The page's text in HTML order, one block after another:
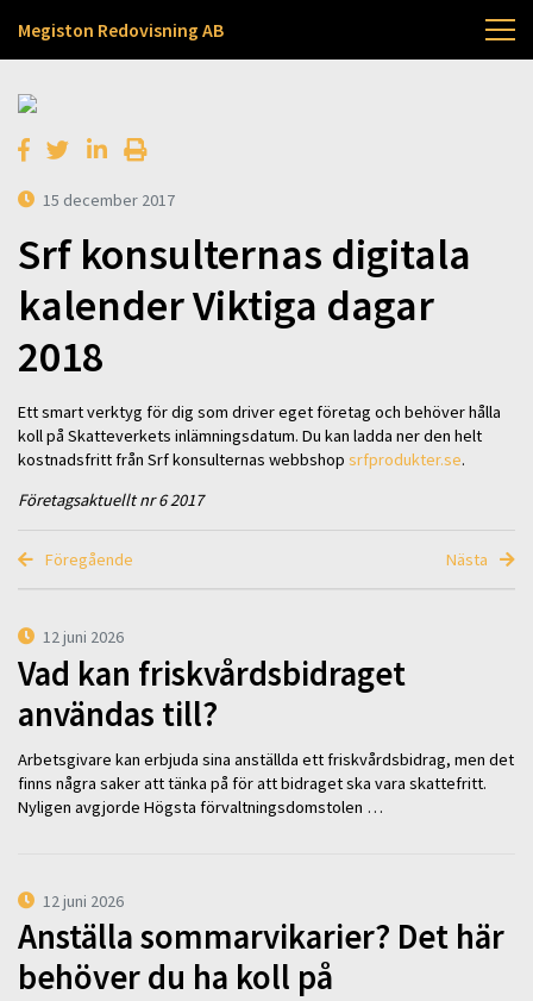
Megiston Redovisning AB
15 december 2017
Srf konsulternas digitala
kalender Viktiga dagar
2018
Ett smart verktyg för dig som driver eget företag och behöver hålla
koll på Skatteverkets inlämningsdatum. Du kan ladda ner den helt
kostnadsfritt från Srf konsulternas webbshop srfprodukter.se.
Företagsaktuellt nr 6 2017
Föregående Nästa
12 juni 2026
Vad kan friskvårdsbidraget
användas till?
Arbetsgivare kan erbjuda sina anställda ett friskvårdsbidrag, men det
finns några saker att tänka på för att bidraget ska vara skattefritt.
Nyligen avgjorde Högsta förvaltningsdomstolen …
12 juni 2026
Anställa sommarvikarier? Det här
behöver du ha koll på